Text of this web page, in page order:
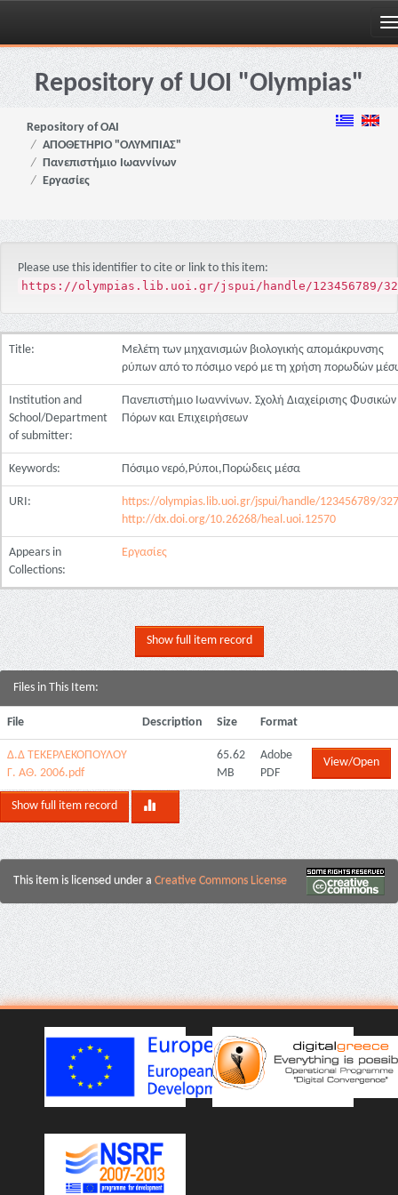
Skip
navigationRepository of UOI "Olympias"
Repository of OAI
ΑΠΟΘΕΤΗΡΙΟ "ΟΛΥΜΠΙΑΣ"
Πανεπιστήμιο Ιωαννίνων
Εργασίες
Please use this identifier to cite or link to this item:
https://olympias.lib.uoi.gr/jspui/handle/123456789/
Title:
Μελέτη των μηχανισμών βιολογικής απομάκρυνσης
ρύπων από το πόσιμο νερό με τη χρήση πορωδών
Institution and
School/Department
of submitter:
Πανεπιστήμιο Ιωαννίνων. Σχολή Διαχείρισης Φυσικών
Πόρων και Επιχειρήσεων
Keywords: Πόσιμο νερό,Ρύποι,Πορώδεις μέσα
URI:
https://olympias.lib.uoi.gr/jspui/handle/123456789/
http://dx.doi.org/10.26268/heal.uoi.12570
Appears in
Collections:
Εργασίες
Show full item record
Files in This Item:
File Description Size Format
Δ.Δ ΤΕΚΕΡΛΕΚΟΠΟΥΛΟΥ
Γ. ΑΘ. 2006.pdf
65.62
MB
Adobe
PDF
View/Open
Show full item record
This item is licensed under a Creative Commons License